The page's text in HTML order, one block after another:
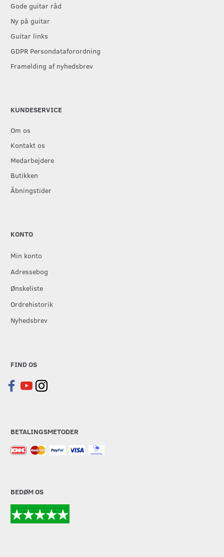
Gode guitar råd
Ny på guitar
Guitar links
GDPR Persondataforordning
Framelding af nyhedsbrev
KUNDESERVICE
Om os
Kontakt os
Medarbejdere
Butikken
Åbningstider
KONTO
Min konto
Adressebog
Ønskeliste
Ordrehistorik
Nyhedsbrev
FIND OS
BETALINGSMETODER
BEDØM OS